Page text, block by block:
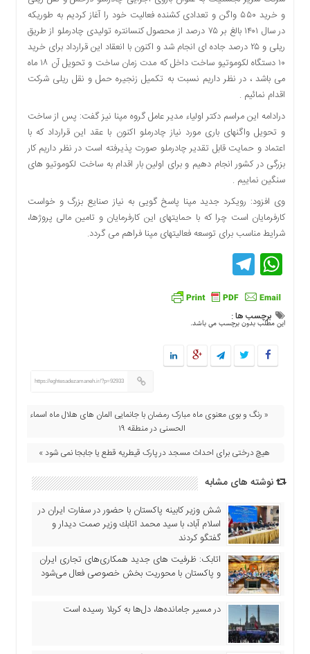
اجتماعی
اقتصادی
فرهنگ
یادداشت
چند
رسانه
یادداشت
و خرید ۵۵۰ واگن و تعدادی کشنده فعالیت خود را آغاز کردیم به طوریکه
در سال ۱۴۰۱ بالغ بر ۷۵ درصد از محصول کنسانتره تولیدی چادرملو از طریق
ریلی و ۲۵ درصد جاده ای انجام شد و اکنون با انعقاد این قرارداد برای خرید
۱۰ دستگاه لکوموتیو ساخت داخل که مدت زمان ساخت و تحویل آن ۱۸ ماه
می باشد ، در نظر داریم نسبت به تکمیل زنجیره حمل و نقل ریلی شرکت
اقدام نمائیم .
درادامه این مراسم دکتر اولیاء مدیر عامل گروه مپنا نیز گفت: پس از ساخت
و تحویل واگنهای باری مورد نیاز چادرملو اکنون با عقد این قرارداد که با
اعتماد و حمایت قابل تقدیر چادرملو صورت پذیرفته است در نظر داریم کار
بزرگی در کشور انجام دهیم و برای اولین بار اقدام به ساخت لکوموتیو های
سنگین نماییم .
وی افزود: رویکرد جدید مپنا پاسخ گویی به نیاز صنایع بزرگ و خواست
کارفرمایان است چرا که با حمایتهای این کارفرمایان و تامین مالی پروژها،
شرایط مناسب برای توسعه فعالیتهای مپنا فراهم می گردد.
WhatsApp
Telegram
برچسب ها :
این مطلب بدون برچسب می باشد.
https://eghtesadezamaneh.ir/?p=92933
« رنگ و بوی معنوی ماه مبارک رمضان با جانمایی المان های هلال ماه اسماء
‌الحسنی در منطقه ۱۹
هیچ درختی برای احداث مسجد در پارک قیطریه قطع یا جابجا نمی شود »
نوشته های مشابه
شش وزیر کابینه پاکستان با حضور در سفارت ایران در
اسلام آباد، با سيد محمد اتابك وزير صمت ديدار و
گفتگو كردند
اتابک: ظرفیت های جدید همکاری‌های تجاری ایران
و پاکستان با محوریت بخش خصوصی فعال می‌شود
در مسیر جا‌مانده‌ها، دل‌ها به کربلا رسیده است